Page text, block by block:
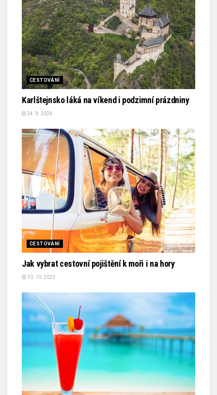
CESTOVÁNÍ
Karlštejnsko láká na víkend i podzimní prázdniny
24. 9. 2024
CESTOVÁNÍ
Jak vybrat cestovní pojištění k moři i na hory
10. 10. 2023